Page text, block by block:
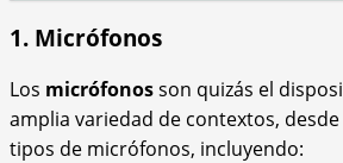
1. Micrófonos
Los micrófonosson quizás el
amplia variedad de contextos, desde
tipos de micrófonos, incluyendo: